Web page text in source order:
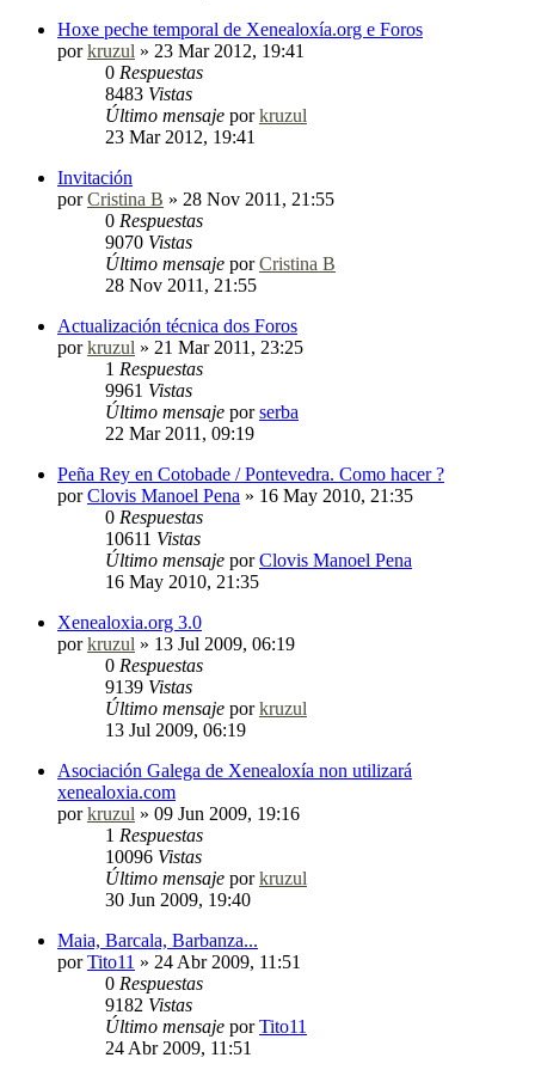
Hoxe peche temporal de Xenealoxía.org e Foros
porkruzul » 23 Mar 2012, 19:41
0 Respuestas
8483 Vistas
Último mensaje porkruzul
23 Mar 2012, 19:41
Invitación
porCristina B » 28 Nov 2011, 21:55
0 Respuestas
9070 Vistas
Último mensaje porCristina B
28 Nov 2011, 21:55
Actualización técnica dos Foros
porkruzul » 21 Mar 2011, 23:25
1 Respuestas
9961 Vistas
Último mensaje porserba
22 Mar 2011, 09:19
Peña Rey en Cotobade / Pontevedra. Como hacer ?
porClovis Manoel Pena » 16 May 2010, 21:35
0 Respuestas
10611 Vistas
Último mensaje porClovis Manoel Pena
16 May 2010, 21:35
Xenealoxia.org 3.0
porkruzul » 13 Jul 2009, 06:19
0 Respuestas
9139 Vistas
Último mensaje porkruzul
13 Jul 2009, 06:19
Asociación Galega de Xenealoxía non utilizará
xenealoxia.com
porkruzul » 09 Jun 2009, 19:16
1 Respuestas
10096 Vistas
Último mensaje porkruzul
30 Jun 2009, 19:40
Maia, Barcala, Barbanza...
porTito11 » 24 Abr 2009, 11:51
0 Respuestas
9182 Vistas
Último mensaje porTito11
24 Abr 2009, 11:51